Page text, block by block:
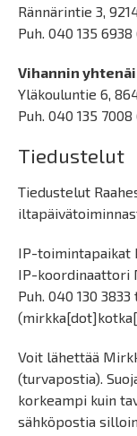
Rännärintie 3,
Puh. 040 135
Vihannin
Yläkouluntie 6,
Puh. 040 135
Tiedustelut
Tiedustelut
IP-toimintapaikat
IP-koordinaattori
Puh. 040 130 3833
Voit lähettää
(turvapostia).
korkeampi kuin
sähköpostia